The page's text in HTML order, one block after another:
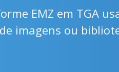
EMZ em TGA
imagens ou